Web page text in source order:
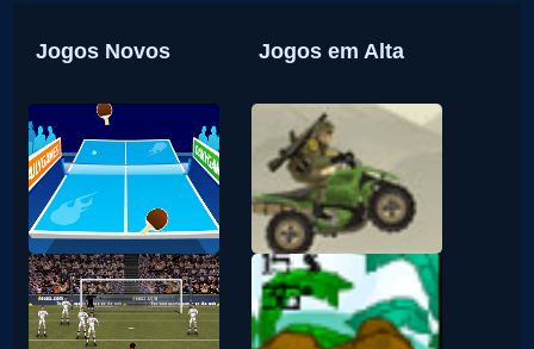
Jogos Novos Jogos em Alta